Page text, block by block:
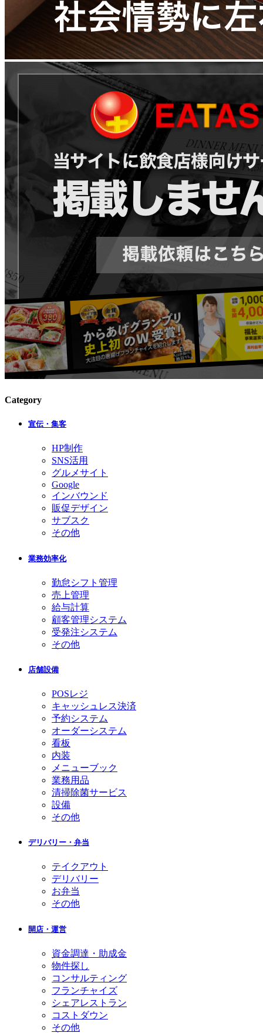
Category
宣伝・集客
HP制作
SNS活用
グルメサイト
Google
インバウンド
販促デザイン
サブスク
その他
業務効率化
勤怠シフト管理
売上管理
給与計算
顧客管理システム
受発注システム
その他
店舗設備
POSレジ
キャッシュレス決済
予約システム
オーダーシステム
看板
内装
メニューブック
業務用品
清掃除菌サービス
設備
その他
デリバリー・弁当
テイクアウト
デリバリー
お弁当
その他
開店・運営
資金調達・助成金
物件探し
コンサルティング
フランチャイズ
シェアレストラン
コストダウン
その他